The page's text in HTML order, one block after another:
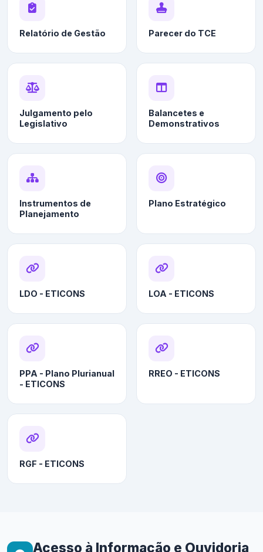
Relatório de Gestão Parecer do TCE
Julgamento pelo
Legislativo
Balancetes e
Demonstrativos
Instrumentos de
Planejamento
Plano Estratégico
LDO - ETICONS LOA - ETICONS
PPA - Plano Plurianual
- ETICONS
RREO - ETICONS
RGF - ETICONS
Acesso à Informação e Ouvidoria